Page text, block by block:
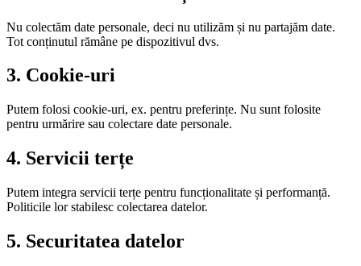
Nu colectăm date personale, deci nu utilizăm și nu partajăm date.
Tot conținutul rămâne pe dispozitivul dvs.
3. Cookie-uri
Putem folosi cookie-uri, ex. pentru preferințe. Nu sunt folosite
pentru urmărire sau colectare date personale.
4. Servicii terțe
Putem integra servicii terțe pentru funcționalitate și performanță.
Politicile lor stabilesc colectarea datelor.
5. Securitatea datelor